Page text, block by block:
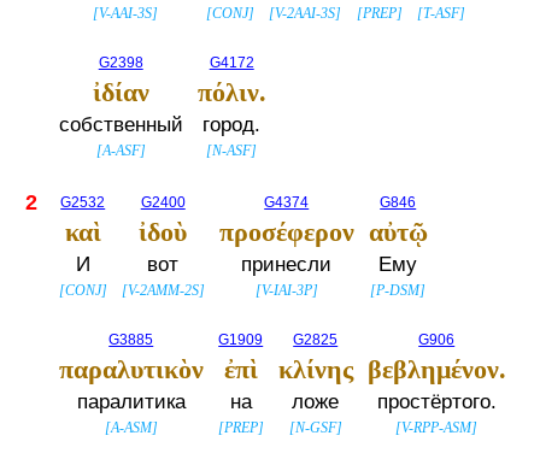
[V-AAI-3S] [CONJ] [V-2AAI-3S] [PREP] [T-ASF]
G2398
ἰδίαν
собственный
[A-ASF]
G4172
πόλιν.
город.
[N-ASF]
2 G2532
καὶ
И
[CONJ]
G2400
ἰδοὺ
вот
[V-2AMM-2S]
G4374
προσέφερον
принесли
[V-IAI-3P]
G846
αὐτῷ
Ему
[P-DSM]
G3885
παραλυτικὸν
паралитика
[A-ASM]
G1909
ἐπὶ
на
[PREP]
G2825
κλίνης
ложе
[N-GSF]
G906
βεβλημένον.
простёртого.
[V-RPP-ASM]